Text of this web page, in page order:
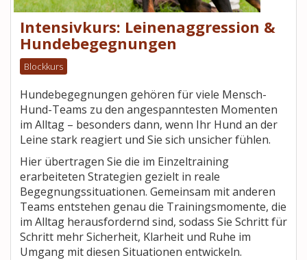
Intensivkurs: Leinenaggression &
Hundebegegnungen
Blockkurs
Hundebegegnungen gehören für viele Mensch-
Hund-Teams zu den angespanntesten Momenten
im Alltag – besonders dann, wenn Ihr Hund an der
Leine stark reagiert und Sie sich unsicher fühlen.
Hier übertragen Sie die im Einzeltraining
erarbeiteten Strategien gezielt in reale
Begegnungssituationen. Gemeinsam mit anderen
Teams entstehen genau die Trainingsmomente, die
im Alltag herausfordernd sind, sodass Sie Schritt für
Schritt mehr Sicherheit, Klarheit und Ruhe im
Umgang mit diesen Situationen entwickeln.